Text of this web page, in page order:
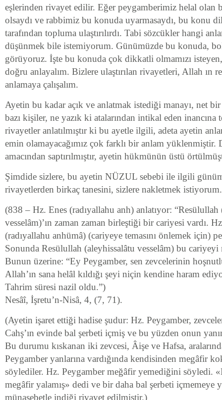
eşlerinden rivayet edilir. Eğer peygamberimiz helal olan
olsaydı ve rabbimiz bu konuda uyarmasaydı, bu konu
tarafından topluma ulaştırılırdı. Tabi sözcükler hangi
düşünmek bile istemiyorum. Günümüzde bu konuda,
görüyoruz. İşte bu konuda çok dikkatli olmamızı
doğru anlayalım. Bizlere ulaştırılan rivayetleri, Allah ın
anlamaya çalışalım.
Ayetin bu kadar açık ve anlatmak istediği manayı, net
bazı kişiler, ne yazık ki atalarından intikal eden
rivayetler anlatılmıştır ki bu ayetle ilgili, adeta ayetin
emin olamayacağımız çok farklı bir anlam yüklenmiştir.
amacından saptırılmıştır, ayetin hükmünün üstü
Şimdide sizlere, bu ayetin NÜZUL sebebi ile ilgili
rivayetlerden birkaç tanesini, sizlere nakletmek istiyorum.
(838 – Hz. Enes (radıyallahu anh) anlatıyor: “Resülullah
vesselâm)’ın zaman zaman birleştiği bir cariyesi vardı.
(radıyallahu anhümâ) (cariyeye temasını önlemek için)
Sonunda Resülullah (aleyhissalâtu vesselâm) bu cariyeyi
Bunun üzerine: “Ey Peygamber, sen zevcelerinin
Allah’ın sana helâl kıldığı şeyi niçin kendine haram
Tahrim süresi nazil oldu.”)
Nesâî, İşretu’n-Nisâ, 4, (7, 71).
(Ayetin işaret ettiği hadise şudur: Hz. Peygamber,
Cahş’ın evinde bal şerbeti içmiş ve bu yüzden onun
Bu durumu kıskanan iki zevcesi, Âişe ve Hafsa,
Peygamber yanlarına vardığında kendisinden megâfir
söylediler. Hz. Peygamber meğâfir yemediğini söyledi.
megâfir yalamış» dedi ve bir daha bal şerbeti içmemeye
münasebetle indiği rivayet edilmiştir.)